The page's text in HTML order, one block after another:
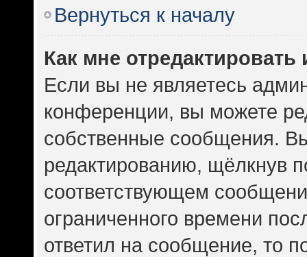
Вернуться к началу
Как мне
Если вы не являетесь
конференции, вы можете
собственные сообщения.
редактированию, щёлкнув
соответствующем
ограниченного времени
ответил на сообщение, то